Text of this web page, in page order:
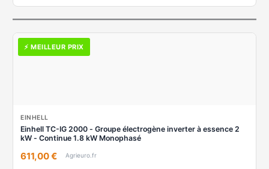
⚡ MEILLEUR PRIX
EINHELL
Einhell TC-IG 2000 - Groupe électrogène inverter à essence 2
kW - Continue 1.8 kW Monophasé
611,00 € Agrieuro.fr